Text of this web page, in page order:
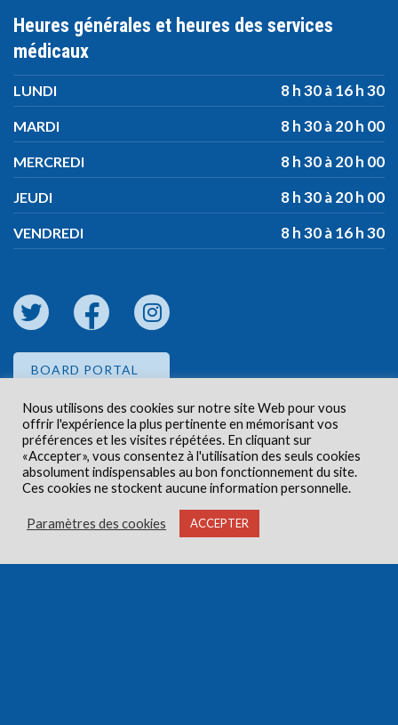
Heures générales et heures des services
médicaux
LUNDI 8 h 30 à 16 h 30
MARDI 8 h 30 à 20 h 00
MERCREDI 8 h 30 à 20 h 00
JEUDI 8 h 30 à 20 h 00
VENDREDI 8 h 30 à 16 h 30
BOARD PORTAL
EMPLOYEE PORTAL
Droits d'auteur © 2026 Centre de santé communautaire
Carlington. Tous droits réservés.
Nous utilisons des cookies sur notre site Web pour vous
offrir l'expérience la plus pertinente en mémorisant vos
préférences et les visites répétées. En cliquant sur
«Accepter», vous consentez à l'utilisation des seuls cookies
absolument indispensables au bon fonctionnement du site.
Ces cookies ne stockent aucune information personnelle.
Paramètres des cookies ACCEPTER